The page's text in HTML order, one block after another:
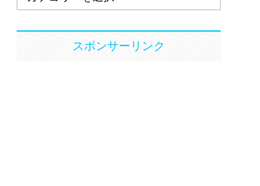
スポンサーリンク